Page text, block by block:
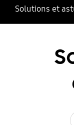
Solutions et